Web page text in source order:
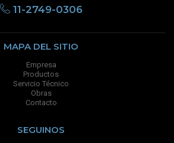
11-2749-0306
MAPA DEL SITIO
Empresa
Productos
Servicio Técnico
Obras
Contacto
SEGUINOS